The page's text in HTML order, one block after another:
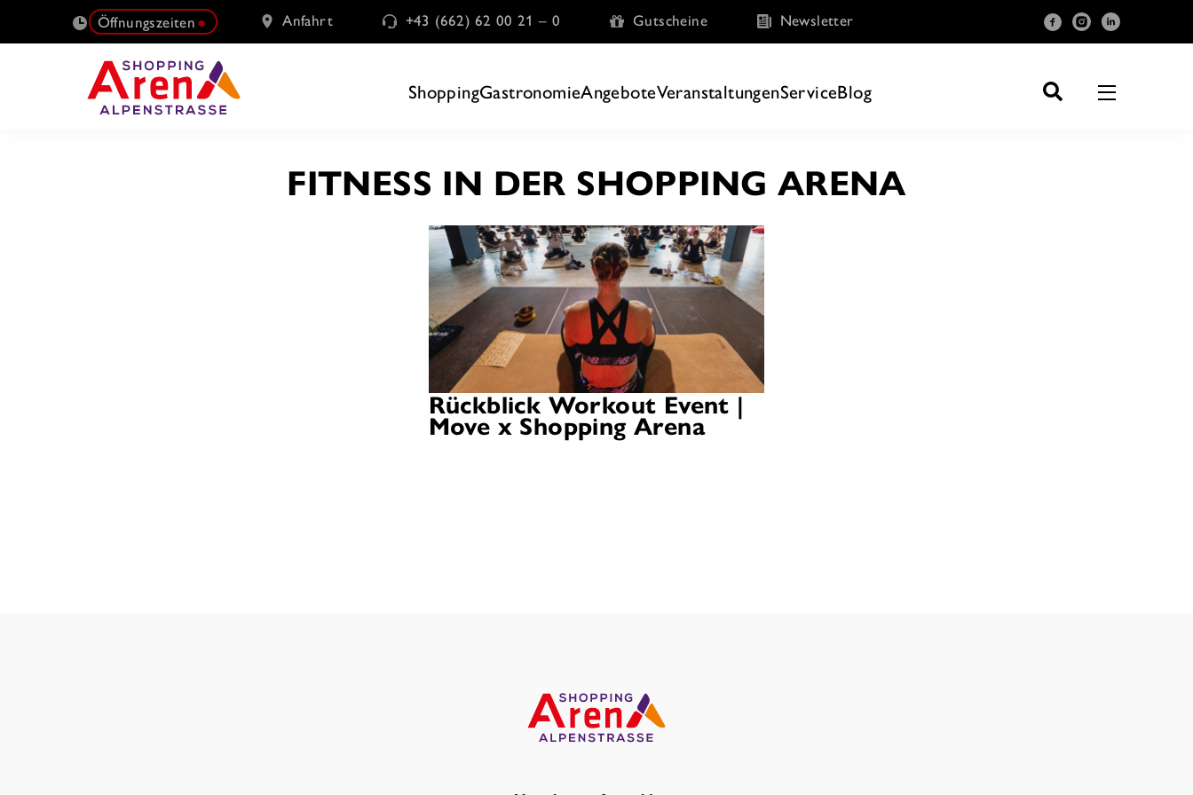
Öffnungszeiten Anfahrt +43 (662) 62 00 21 – 0 Gutscheine Newsletter
ShoppingGastronomieAngeboteVeranstaltungenServiceBlog
FITNESS IN DER SHOPPING ARENA
Rückblick Workout Event |
Move x Shopping Arena